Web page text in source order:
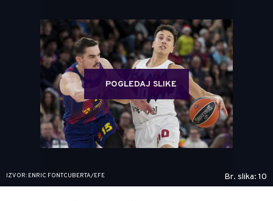
POGLEDAJ SLIKE
IZVOR: ENRIC FONTCUBERTA/EFE Br. slika: 10